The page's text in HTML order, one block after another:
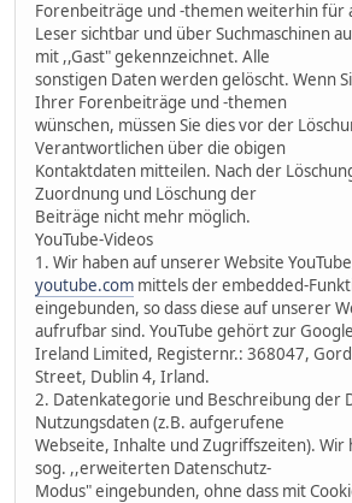
Forenbeiträge und -themen weiterhin für
Leser sichtbar und über Suchmaschinen
mit ,,Gast" gekennzeichnet. Alle
sonstigen Daten werden gelöscht. Wenn
Ihrer Forenbeiträge und -themen
wünschen, müssen Sie dies vor der
Verantwortlichen über die obigen
Kontaktdaten mitteilen. Nach der
Zuordnung und Löschung der
Beiträge nicht mehr möglich.
YouTube-Videos
1. Wir haben auf unserer Website
youtube.com mittels der embedded-
eingebunden, so dass diese auf unserer
aufrufbar sind. YouTube gehört zur Google
Ireland Limited, Registernr.: 368047,
Street, Dublin 4, Irland.
2. Datenkategorie und Beschreibung der
Nutzungsdaten (z.B. aufgerufene
Webseite, Inhalte und Zugriffszeiten). Wir
sog. ,,erweiterten Datenschutz-
Modus" eingebunden, ohne dass mit